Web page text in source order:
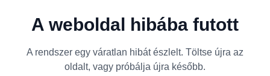
A weboldal hibába futott
A rendszer egy váratlan hibát észlelt. Töltse újra az
oldalt, vagy próbálja újra később.